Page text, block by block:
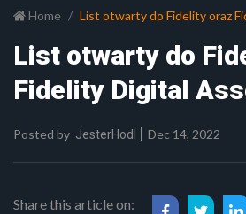
Home List otwarty do Fidelity oraz
List otwarty do
Fidelity Digital
Posted by JesterHodl Dec 14, 2022
Share this article on: